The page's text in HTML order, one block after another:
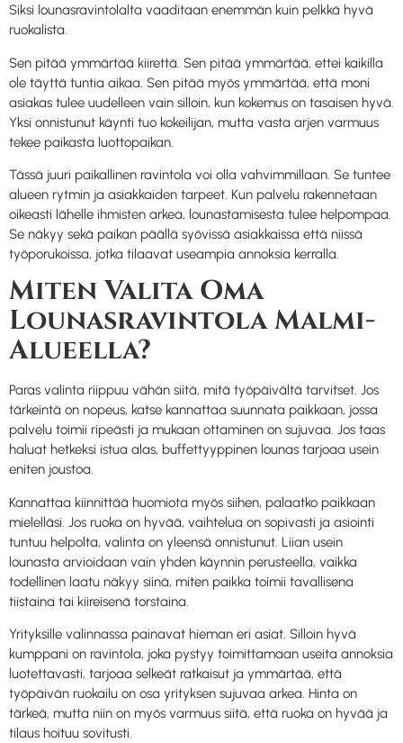
Siksi lounasravintolalta vaaditaan enemmän kuin pelkkä hyvä
ruokalista.
Sen pitää ymmärtää kiirettä. Sen pitää ymmärtää, ettei kaikilla
ole täyttä tuntia aikaa. Sen pitää myös ymmärtää, että moni
asiakas tulee uudelleen vain silloin, kun kokemus on tasaisen hyvä.
Yksi onnistunut käynti tuo kokeilijan, mutta vasta arjen varmuus
tekee paikasta luottopaikan.
Tässä juuri paikallinen ravintola voi olla vahvimmillaan. Se tuntee
alueen rytmin ja asiakkaiden tarpeet. Kun palvelu rakennetaan
oikeasti lähelle ihmisten arkea, lounastamisesta tulee helpompaa.
Se näkyy sekä paikan päällä syövissä asiakkaissa että niissä
työporukoissa, jotka tilaavat useampia annoksia kerralla.
Miten Valita Oma
Lounasravintola Malmi-
Alueella?
Paras valinta riippuu vähän siitä, mitä työpäivältä tarvitset. Jos
tärkeintä on nopeus, katse kannattaa suunnata paikkaan, jossa
palvelu toimii ripeästi ja mukaan ottaminen on sujuvaa. Jos taas
haluat hetkeksi istua alas, buffettyyppinen lounas tarjoaa usein
eniten joustoa.
Kannattaa kiinnittää huomiota myös siihen, palaatko paikkaan
mielelläsi. Jos ruoka on hyvää, vaihtelua on sopivasti ja asiointi
tuntuu helpolta, valinta on yleensä onnistunut. Liian usein
lounasta arvioidaan vain yhden käynnin perusteella, vaikka
todellinen laatu näkyy siinä, miten paikka toimii tavallisena
tiistaina tai kiireisenä torstaina.
Yrityksille valinnassa painavat hieman eri asiat. Silloin hyvä
kumppani on ravintola, joka pystyy toimittamaan useita annoksia
luotettavasti, tarjoaa selkeät ratkaisut ja ymmärtää, että
työpäivän ruokailu on osa yrityksen sujuvaa arkea. Hinta on
tärkeä, mutta niin on myös varmuus siitä, että ruoka on hyvää ja
tilaus hoituu sovitusti.